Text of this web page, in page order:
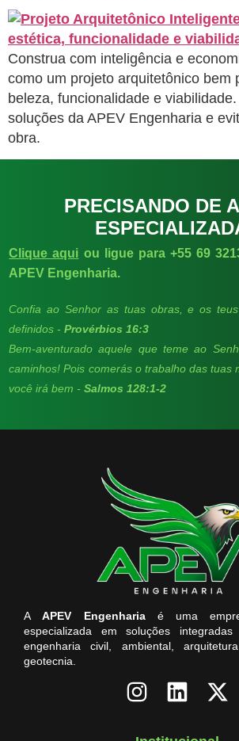
Construa com inteligência e
como um projeto arquitetônico bem
beleza, funcionalidade e
soluções da APEV Engenharia e
obra.
PRECISANDO DE
Clique aqui ou ligue para +55 69
APEV Engenharia.
Confia ao Senhor as tuas obras, e os
definidos -Provérbios 16:3
Bem-aventurado aquele que teme ao
caminhos! Pois comerás o trabalho das tuas
você irá bem -Salmos 128:1-2
AAPEV Engenhariaé uma
especializada em soluções integradas
engenharia civil, ambiental,
geotecnia.